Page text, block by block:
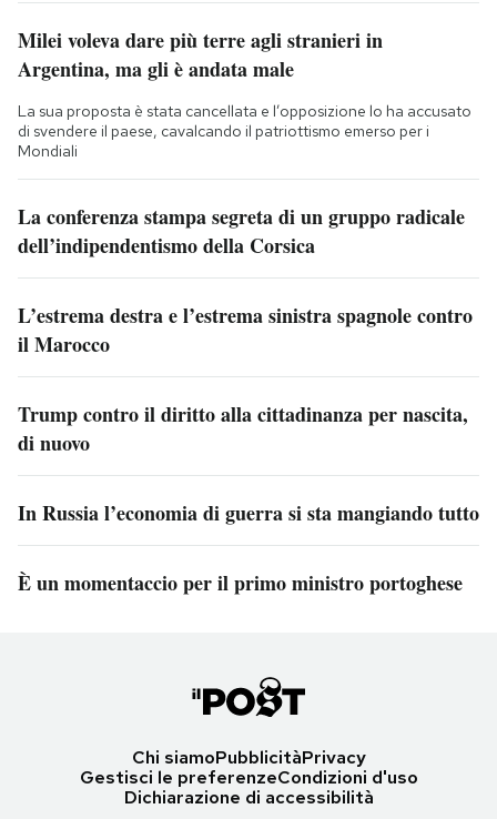
Milei voleva dare più terre agli stranieri in
Argentina, ma gli è andata male
La sua proposta è stata cancellata e l’opposizione lo ha accusato
di svendere il paese, cavalcando il patriottismo emerso per i
Mondiali
La conferenza stampa segreta di un gruppo radicale
dell’indipendentismo della Corsica
L’estrema destra e l’estrema sinistra spagnole contro
il Marocco
Trump contro il diritto alla cittadinanza per nascita,
di nuovo
In Russia l’economia di guerra si sta mangiando tutto
È un momentaccio per il primo ministro portoghese
Chi siamoPubblicitàPrivacy
Gestisci le preferenzeCondizioni d'uso
Dichiarazione di accessibilità